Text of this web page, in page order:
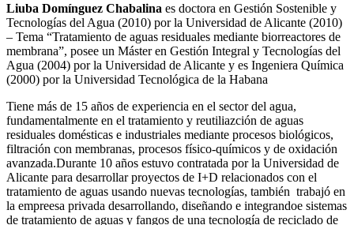
Liuba Domínguez Chabalina es doctora en Gestión Sostenible y
Tecnologías del Agua (2010) por la Universidad de Alicante (2010)
– Tema “Tratamiento de aguas residuales mediante biorreactores de
membrana”, posee un Máster en Gestión Integral y Tecnologías del
Agua (2004) por la Universidad de Alicante y es Ingeniera Química
(2000) por la Universidad Tecnológica de la Habana
Tiene más de 15 años de experiencia en el sector del agua,
fundamentalmente en el tratamiento y reutiliazción de aguas
residuales domésticas e industriales mediante procesos biológicos,
filtración con membranas, procesos físico-químicos y de oxidación
avanzada.Durante 10 años estuvo contratada por la Universidad de
Alicante para desarrollar proyectos de I+D relacionados con el
tratamiento de aguas usando nuevas tecnologías, también trabajó en
la empreesa privada desarrollando, diseñando e integrandoe sistemas
de tratamiento de aguas y fangos de una tecnología de reciclado de